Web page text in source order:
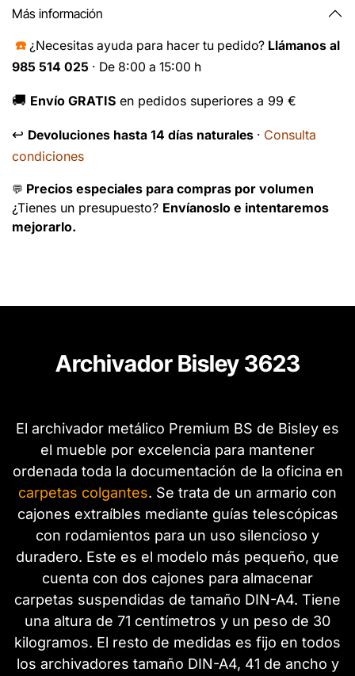
Más información
☎️ ¿Necesitas ayuda para hacer tu pedido? Llámanos al
985 514 025 · De 8:00 a 15:00 h
🚚 Envío GRATIS en pedidos superiores a 99 €
↩️ Devoluciones hasta 14 días naturales · Consulta
condiciones
💬 Precios especiales para compras por volumen
¿Tienes un presupuesto? Envíanoslo e intentaremos
mejorarlo.
Archivador Bisley 3623
El archivador metálico Premium BS de Bisley es
el mueble por excelencia para mantener
ordenada toda la documentación de la oficina en
carpetas colgantes. Se trata de un armario con
cajones extraíbles mediante guías telescópicas
con rodamientos para un uso silencioso y
duradero. Este es el modelo más pequeño, que
cuenta con dos cajones para almacenar
carpetas suspendidas de tamaño DIN-A4. Tiene
una altura de 71 centímetros y un peso de 30
kilogramos. El resto de medidas es fijo en todos
los archivadores tamaño DIN-A4, 41 de ancho y